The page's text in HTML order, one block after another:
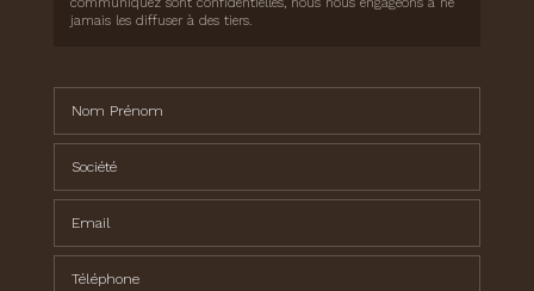
jamais les diffuser à des tiers.